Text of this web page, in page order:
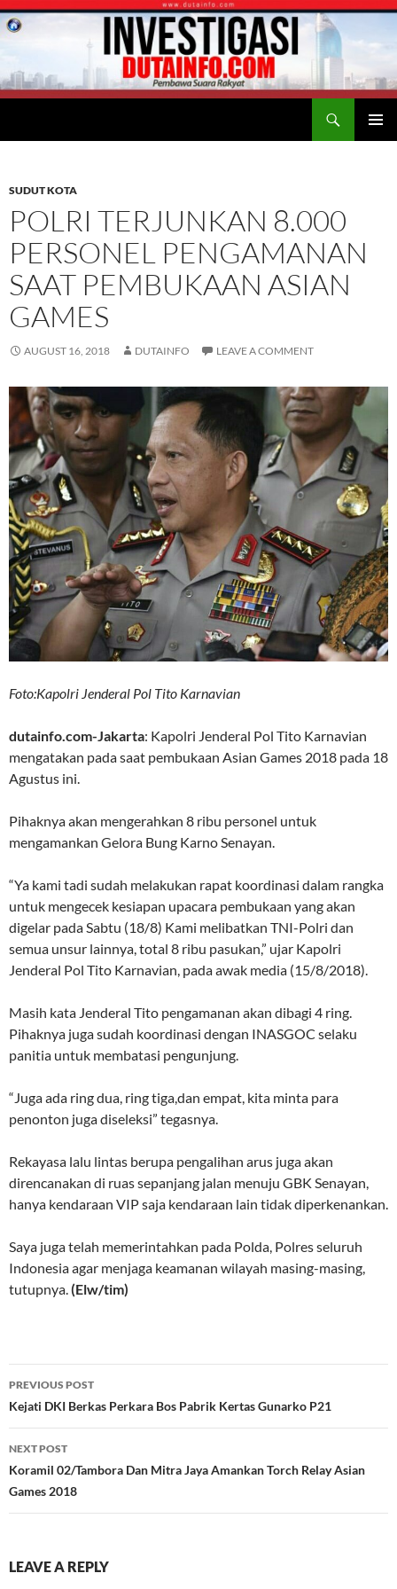
SUDUT KOTA
POLRI TERJUNKAN 8.000
PERSONEL PENGAMANAN
SAAT PEMBUKAAN ASIAN
GAMES
AUGUST 16, 2018 DUTAINFO LEAVE A COMMENT
Foto:Kapolri Jenderal Pol Tito Karnavian
dutainfo.com-Jakarta: Kapolri Jenderal Pol Tito Karnavian
mengatakan pada saat pembukaan Asian Games 2018 pada 18
Agustus ini.
Pihaknya akan mengerahkan 8 ribu personel untuk
mengamankan Gelora Bung Karno Senayan.
“Ya kami tadi sudah melakukan rapat koordinasi dalam rangka
untuk mengecek kesiapan upacara pembukaan yang akan
digelar pada Sabtu (18/8) Kami melibatkan TNI-Polri dan
semua unsur lainnya, total 8 ribu pasukan,” ujar Kapolri
Jenderal Pol Tito Karnavian, pada awak media (15/8/2018).
Masih kata Jenderal Tito pengamanan akan dibagi 4 ring.
Pihaknya juga sudah koordinasi dengan INASGOC selaku
panitia untuk membatasi pengunjung.
“Juga ada ring dua, ring tiga,dan empat, kita minta para
penonton juga diseleksi” tegasnya.
Rekayasa lalu lintas berupa pengalihan arus juga akan
direncanakan di ruas sepanjang jalan menuju GBK Senayan,
hanya kendaraan VIP saja kendaraan lain tidak diperkenankan.
Saya juga telah memerintahkan pada Polda, Polres seluruh
Indonesia agar menjaga keamanan wilayah masing-masing,
tutupnya. (Elw/tim)
Post
navigation
PREVIOUS POST
Kejati DKI Berkas Perkara Bos Pabrik Kertas Gunarko P21
NEXT POST
Koramil 02/Tambora Dan Mitra Jaya Amankan Torch Relay Asian
Games 2018
LEAVE A REPLY